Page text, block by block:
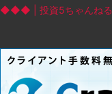
◆◆◆ | 投資5ちゃんねる